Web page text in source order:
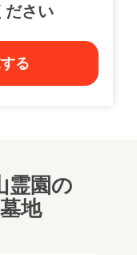
ださい
る
園の
地